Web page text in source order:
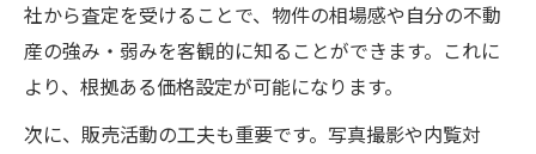
社から査定を受けることで、物件の相場感や自分の不動
産の強み・弱みを客観的に知ることができます。これに
より、根拠ある価格設定が可能になります。
次に、販売活動の工夫も重要です。写真撮影や内覧対